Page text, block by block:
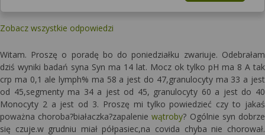
Zobacz wszystkie odpowiedzi
Witam. Proszę o poradę bo do poniedziałku zwariuje. Odebrałam
dziś wyniki badań syna Syn ma 14 lat. Mocz ok tylko pH ma 8 A tak
crp ma 0,1 ale lymph% ma 58 a jest do 47,granulocyty ma 33 a jest
od 45,segmenty ma 34 a jest od 45, granulocyty 60 a jest do 40
Monocyty 2 a jest od 3. Proszę mi tylko powiedzieć czy to jakaś
poważna choroba?białaczka?zapaleniewątroby? Ogólnie syn dobrze
się czuje.w grudniu miał półpasiec,na covida chyba nie chorował.